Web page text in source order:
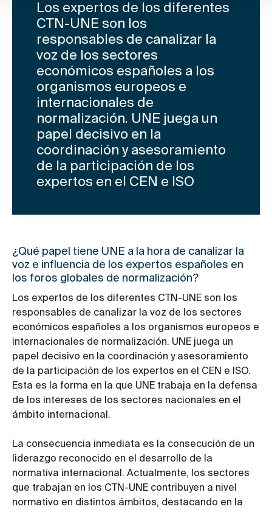
Los expertos de los diferentes
CTN-UNE son los
responsables de canalizar la
voz de los sectores
económicos españoles a los
organismos europeos e
internacionales de
normalización. UNE juega un
papel decisivo en la
coordinación y asesoramiento
de la participación de los
expertos en el CEN e ISO
¿Qué papel tiene UNE a la hora de canalizar la
voz e influencia de los expertos españoles en
los foros globales de normalización?
Los expertos de los diferentes CTN-UNE son los
responsables de canalizar la voz de los sectores
económicos españoles a los organismos europeos e
internacionales de normalización. UNE juega un
papel decisivo en la coordinación y asesoramiento
de la participación de los expertos en el CEN e ISO.
Esta es la forma en la que UNE trabaja en la defensa
de los intereses de los sectores nacionales en el
ámbito internacional.
La consecuencia inmediata es la consecución de un
liderazgo reconocido en el desarrollo de la
normativa internacional. Actualmente, los sectores
que trabajan en los CTN-UNE contribuyen a nivel
normativo en distintos ámbitos, destacando en la